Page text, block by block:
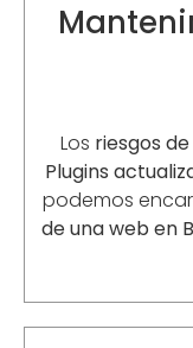
Los riesgos
Plugins
podemos
de una web en